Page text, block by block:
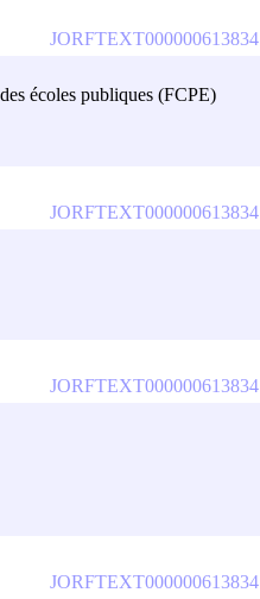
écoles publiques (FCPE)
JORFTEXT000000613834
JORFTEXT000000613834
JORFTEXT000000613834
JORFTEXT000000613834